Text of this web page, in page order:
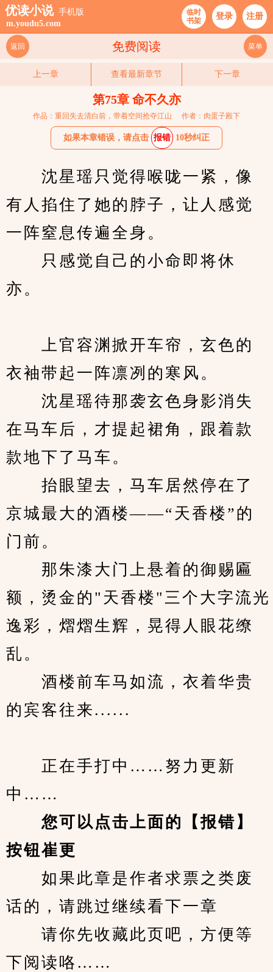
优读小说 手机版
m.youdu5.com
临时
书架
登录 注册
免费阅读
返回 菜单
上一章 查看最新章节 下一章
第75章 命不久亦
作品：重回失去清白前，带着空间抢夺江山 作者：肉蛋子殿下
如果本章错误，请点击 报错 10秒纠正
沈星瑶只觉得喉咙一紧，像
有人掐住了她的脖子，让人感觉
一阵窒息传遍全身。
只感觉自己的小命即将休
亦。
上官容渊掀开车帘，玄色的
衣袖带起一阵凛冽的寒风。
沈星瑶待那袭玄色身影消失
在马车后，才提起裙角，跟着款
款地下了马车。
抬眼望去，马车居然停在了
京城最大的酒楼——“天香楼”的
门前。
那朱漆大门上悬着的御赐匾
额，烫金的"天香楼"三个大字流光
逸彩，熠熠生辉，晃得人眼花缭
乱。
酒楼前车马如流，衣着华贵
的宾客往来......
正在手打中……努力更新
中……
您可以点击上面的【报错】
按钮崔更
如果此章是作者求票之类废
话的，请跳过继续看下一章
请你先收藏此页吧，方便等
下阅读咯……